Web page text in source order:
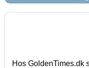
Hos GoldenTimes.dk